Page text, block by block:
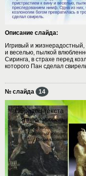
Описание слайда:
Игривый и жизнерадостный,
и веселью, пылкой
Сиринга, в страхе перед
которого Пан сделал
№ слайда 14